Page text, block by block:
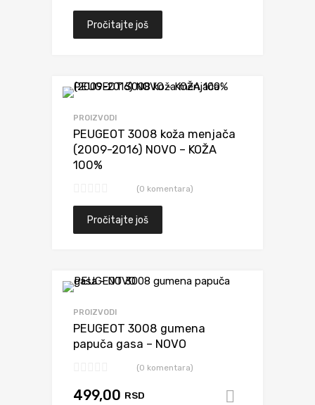
Pročitajte još
PROIZVODI
PEUGEOT 3008 koža menjača
(2009-2016) NOVO – KOŽA
100%
(0 komentara)
Pročitajte još
PROIZVODI
PEUGEOT 3008 gumena
papuča gasa – NOVO
(0 komentara)
499,00 RSD